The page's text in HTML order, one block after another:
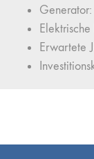
Erwartete